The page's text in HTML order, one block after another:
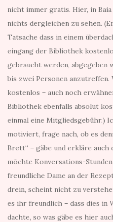
nicht immer gratis. Hier, in
nichts dergleichen zu sehen.
Tatsache dass in einem
eingang der Bibliothek
gebraucht werden, abgegeben
bis zwei Personen anzutreffen.
kostenlos – auch noch
Bibliothek ebenfalls absolut
einmal eine Mitgliedsgebühr.)
motiviert, frage nach, ob es
Brett“ – gäbe und erkläre auch
möchte Konversations-
freundliche Dame an der
drein, scheint nicht zu
es ihr freundlich – dass dies in
dachte, so was gäbe es hier